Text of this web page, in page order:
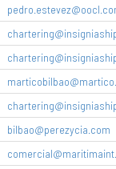
bilbao@perezycia.com